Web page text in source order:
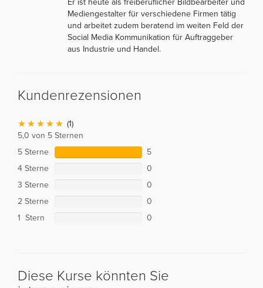
Mediengestalter für verschiedene Firmen tätig
und arbeitet zudem beratend im weiten Feld der
Social Media Kommunikation für Auftraggeber
aus Industrie und Handel.
Kundenrezensionen
(1)
5,0 von 5 Sternen
5 Sterne
5
4 Sterne
0
3 Sterne
0
2 Sterne
0
1 Stern
0
Diese Kurse könnten Sie